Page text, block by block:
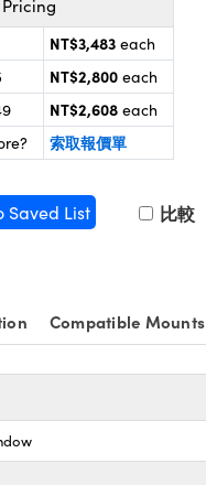
NT$3,483 each
NT$2,800 each
NT$2,608 each
索取報價單
Saved List 比較
Compatible Mounts